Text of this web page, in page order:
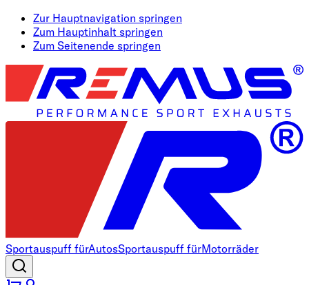
Zur Hauptnavigation springen
Zum Hauptinhalt springen
Zum Seitenende springen
Sportauspuff fürAutosSportauspuff fürMotorräder